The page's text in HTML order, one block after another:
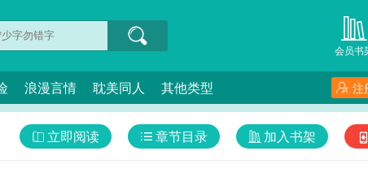
会员书
浪漫言情 耽美同人 其他类型 注
加入书架
章节目录
立即阅读